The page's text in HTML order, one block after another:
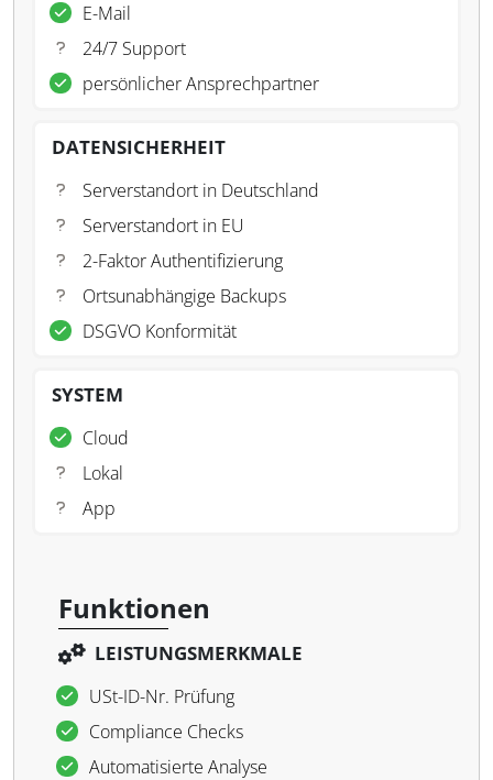
E-Mail
24/7 Support
persönlicher Ansprechpartner
DATENSICHERHEIT
Serverstandort in Deutschland
Serverstandort in EU
2-Faktor Authentifizierung
Ortsunabhängige Backups
DSGVO Konformität
SYSTEM
Cloud
Lokal
App
Funktionen
LEISTUNGSMERKMALE
USt-ID-Nr. Prüfung
Com­pli­ance Checks
Au­to­ma­ti­sierte Ana­lyse